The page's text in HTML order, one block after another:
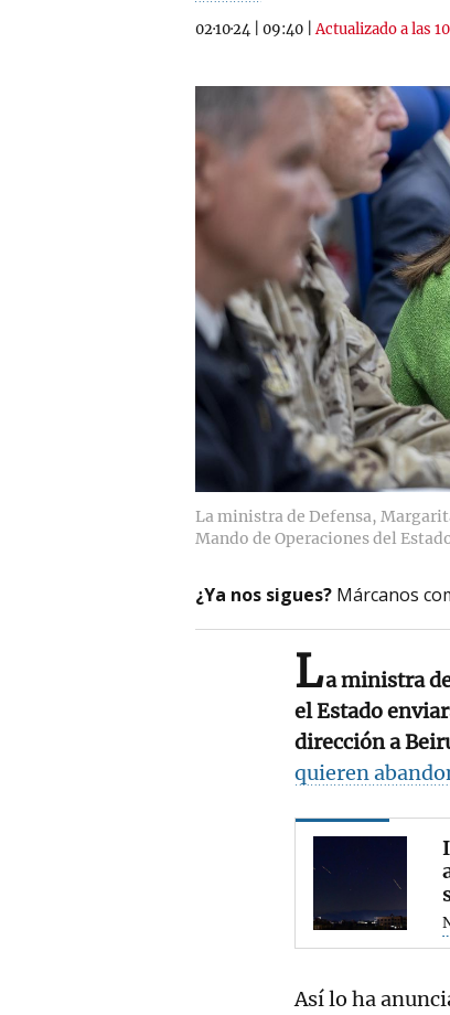
02·10·24 09:40 |Actualizado a las
La ministra de Defensa,
Mando de Operaciones del
¿Ya nos sigues? Márcanos
La ministra
el Estado
dirección a
quieren
Así lo ha